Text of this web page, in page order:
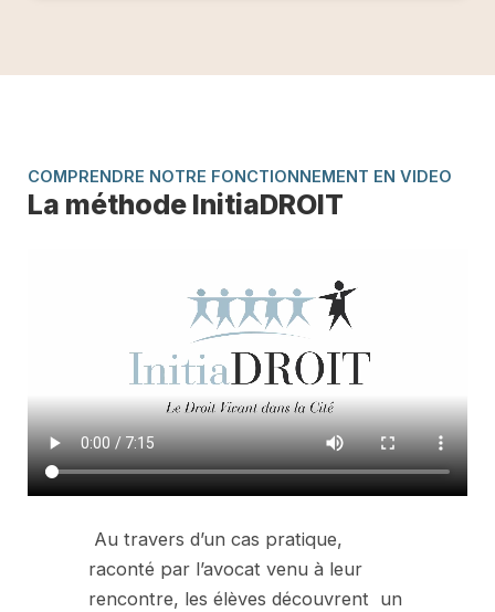
COMPRENDRE NOTRE FONCTIONNEMENT EN VIDEO
La méthode InitiaDROIT
Au travers d’un cas pratique,
raconté par l’avocat venu à leur
rencontre, les élèves découvrent un